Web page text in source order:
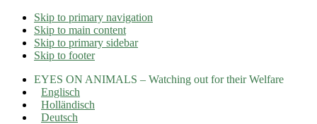
Skip to primary navigation
Skip to main content
Skip to primary sidebar
Skip to footer
EYES ON ANIMALS – Watching out for their Welfare
Englisch
Holländisch
Deutsch